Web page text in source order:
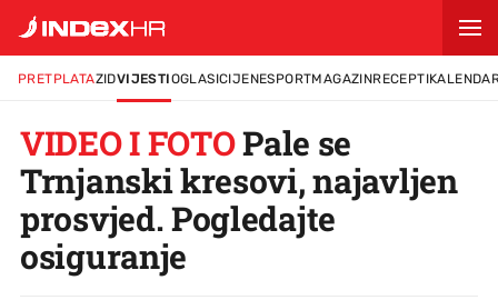
PRETPLATAZIDVIJESTIOGLASICIJENESPORTMAGAZINRECEPTI
VIDEO I FOTOPale se
Trnjanski kresovi, najavljen
prosvjed. Pogledajte
osiguranje